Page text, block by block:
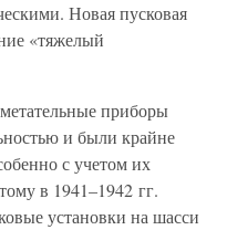
Новая пусковая
«тяжелый
приборы
и были крайне
с учетом их
в 1941–1942 гг.
установки на шасси